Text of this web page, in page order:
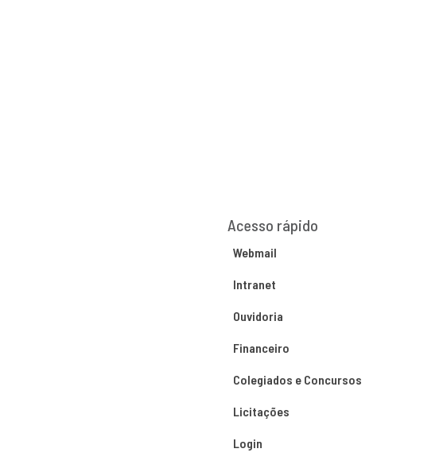
Acesso rápido
Webmail
Intranet
Ouvidoria
Financeiro
Colegiados e Concursos
Licitações
Login